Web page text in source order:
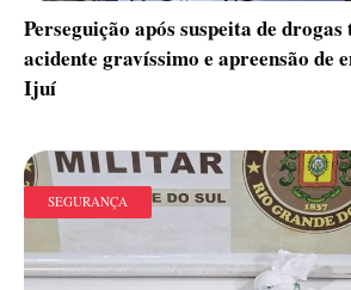
Perseguição após suspeita de
acidente gravíssimo e apreensão de
Ijuí
SEGURANÇA